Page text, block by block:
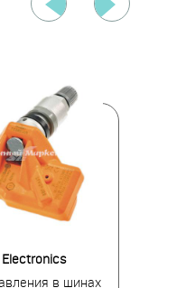
Electronics
в шинах